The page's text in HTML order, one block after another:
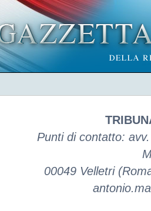
Punti di contatto:
00049 Velletri